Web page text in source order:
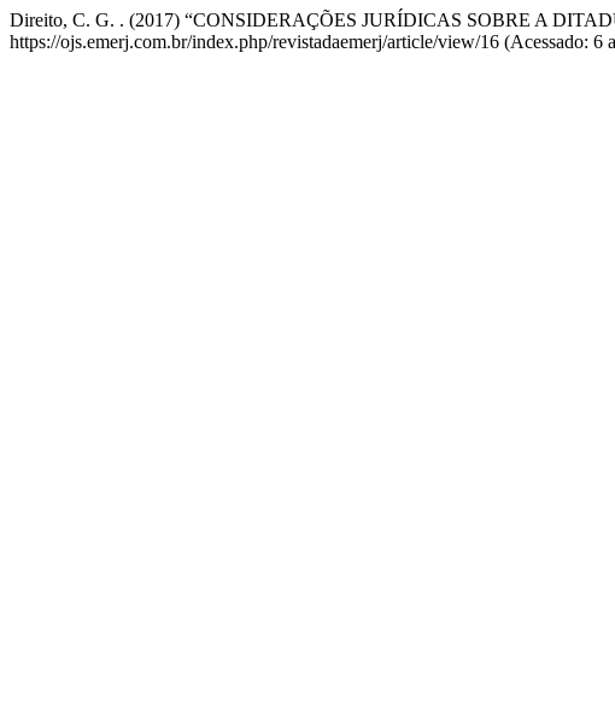
Direito, C. G. . (2017) “CONSIDERAÇÕES JURÍDICAS SOBRE A
https://ojs.emerj.com.br/index.php/revistadaemerj/article/view/16 (Acessado: 6